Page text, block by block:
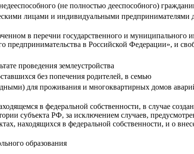
(не полностью дееспособного)
лицами и индивидуальными предпринимателями
в перечни государственного и муниципального
в Российской Федерации», и
проведения землеустройства
без попечения родителей, в семью
для проживания и многоквартирных домов
в федеральной собственности, в случае
субъекта РФ, за исключением случаев,
находящихся в федеральной собственности, и о
образования